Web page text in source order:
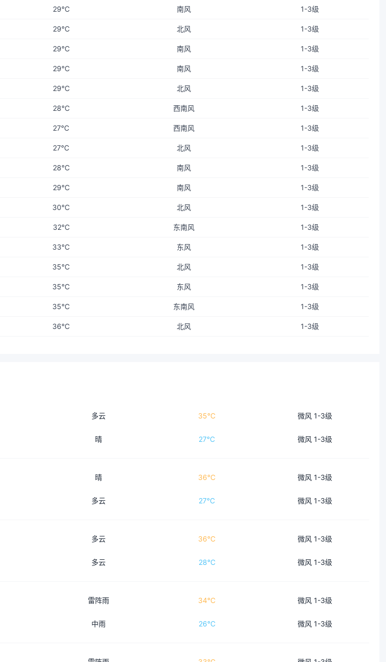
29℃ 南风 1-3级
29℃ 北风 1-3级
29℃ 南风 1-3级
29℃ 南风 1-3级
29℃ 北风 1-3级
28℃ 西南风 1-3级
27℃ 西南风 1-3级
27℃ 北风 1-3级
28℃ 南风 1-3级
29℃ 南风 1-3级
30℃ 北风 1-3级
32℃ 东南风 1-3级
33℃ 东风 1-3级
35℃ 北风 1-3级
35℃ 东风 1-3级
35℃ 东南风 1-3级
36℃ 北风 1-3级
多云 35℃ 微风 1-3级
晴 27℃ 微风 1-3级
晴 36℃ 微风 1-3级
多云 27℃ 微风 1-3级
多云 36℃ 微风 1-3级
多云 28℃ 微风 1-3级
雷阵雨 34℃ 微风 1-3级
中雨 26℃ 微风 1-3级